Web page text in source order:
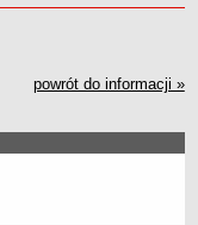
powrót do informacji »